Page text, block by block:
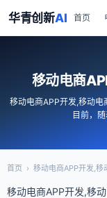
华青创新AI 首页
移动电商
移动电商APP开发,移动
目前，
首页 › 移动电商APP开发,
移动电商APP开发,移